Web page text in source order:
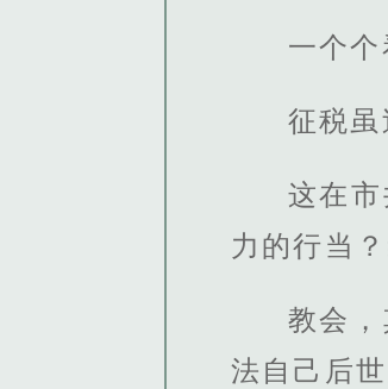
一个
征税虽
这在
力的行当
教会
法自己后